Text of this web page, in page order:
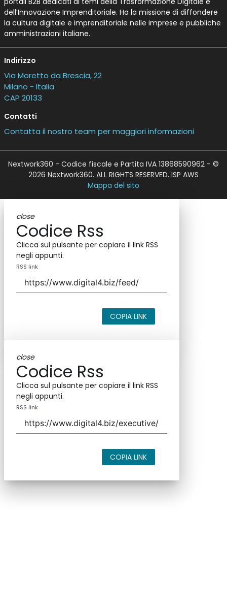
dell’Innovazione Imprenditoriale. Ha la missione di diffondere
la cultura digitale e imprenditoriale nelle imprese e pubbliche
amministrazioni italiane.
Indirizzo
Via Moretto da Brescia, 22
Milano - Italia
CAP 20133
Contatti
Contatta il nostro team per maggiori informazioni
Nextwork360 - Codice fiscale e Partita IVA 13868590962 - ©
2026 Nextwork360. ALL RIGHTS RESERVED. ISP AWS
Mappa del sito
close
Codice Rss
Clicca sul pulsante per copiare il link RSS
negli appunti.
RSS link
COPIA LINK
close
Codice Rss
Clicca sul pulsante per copiare il link RSS
negli appunti.
RSS link
COPIA LINK